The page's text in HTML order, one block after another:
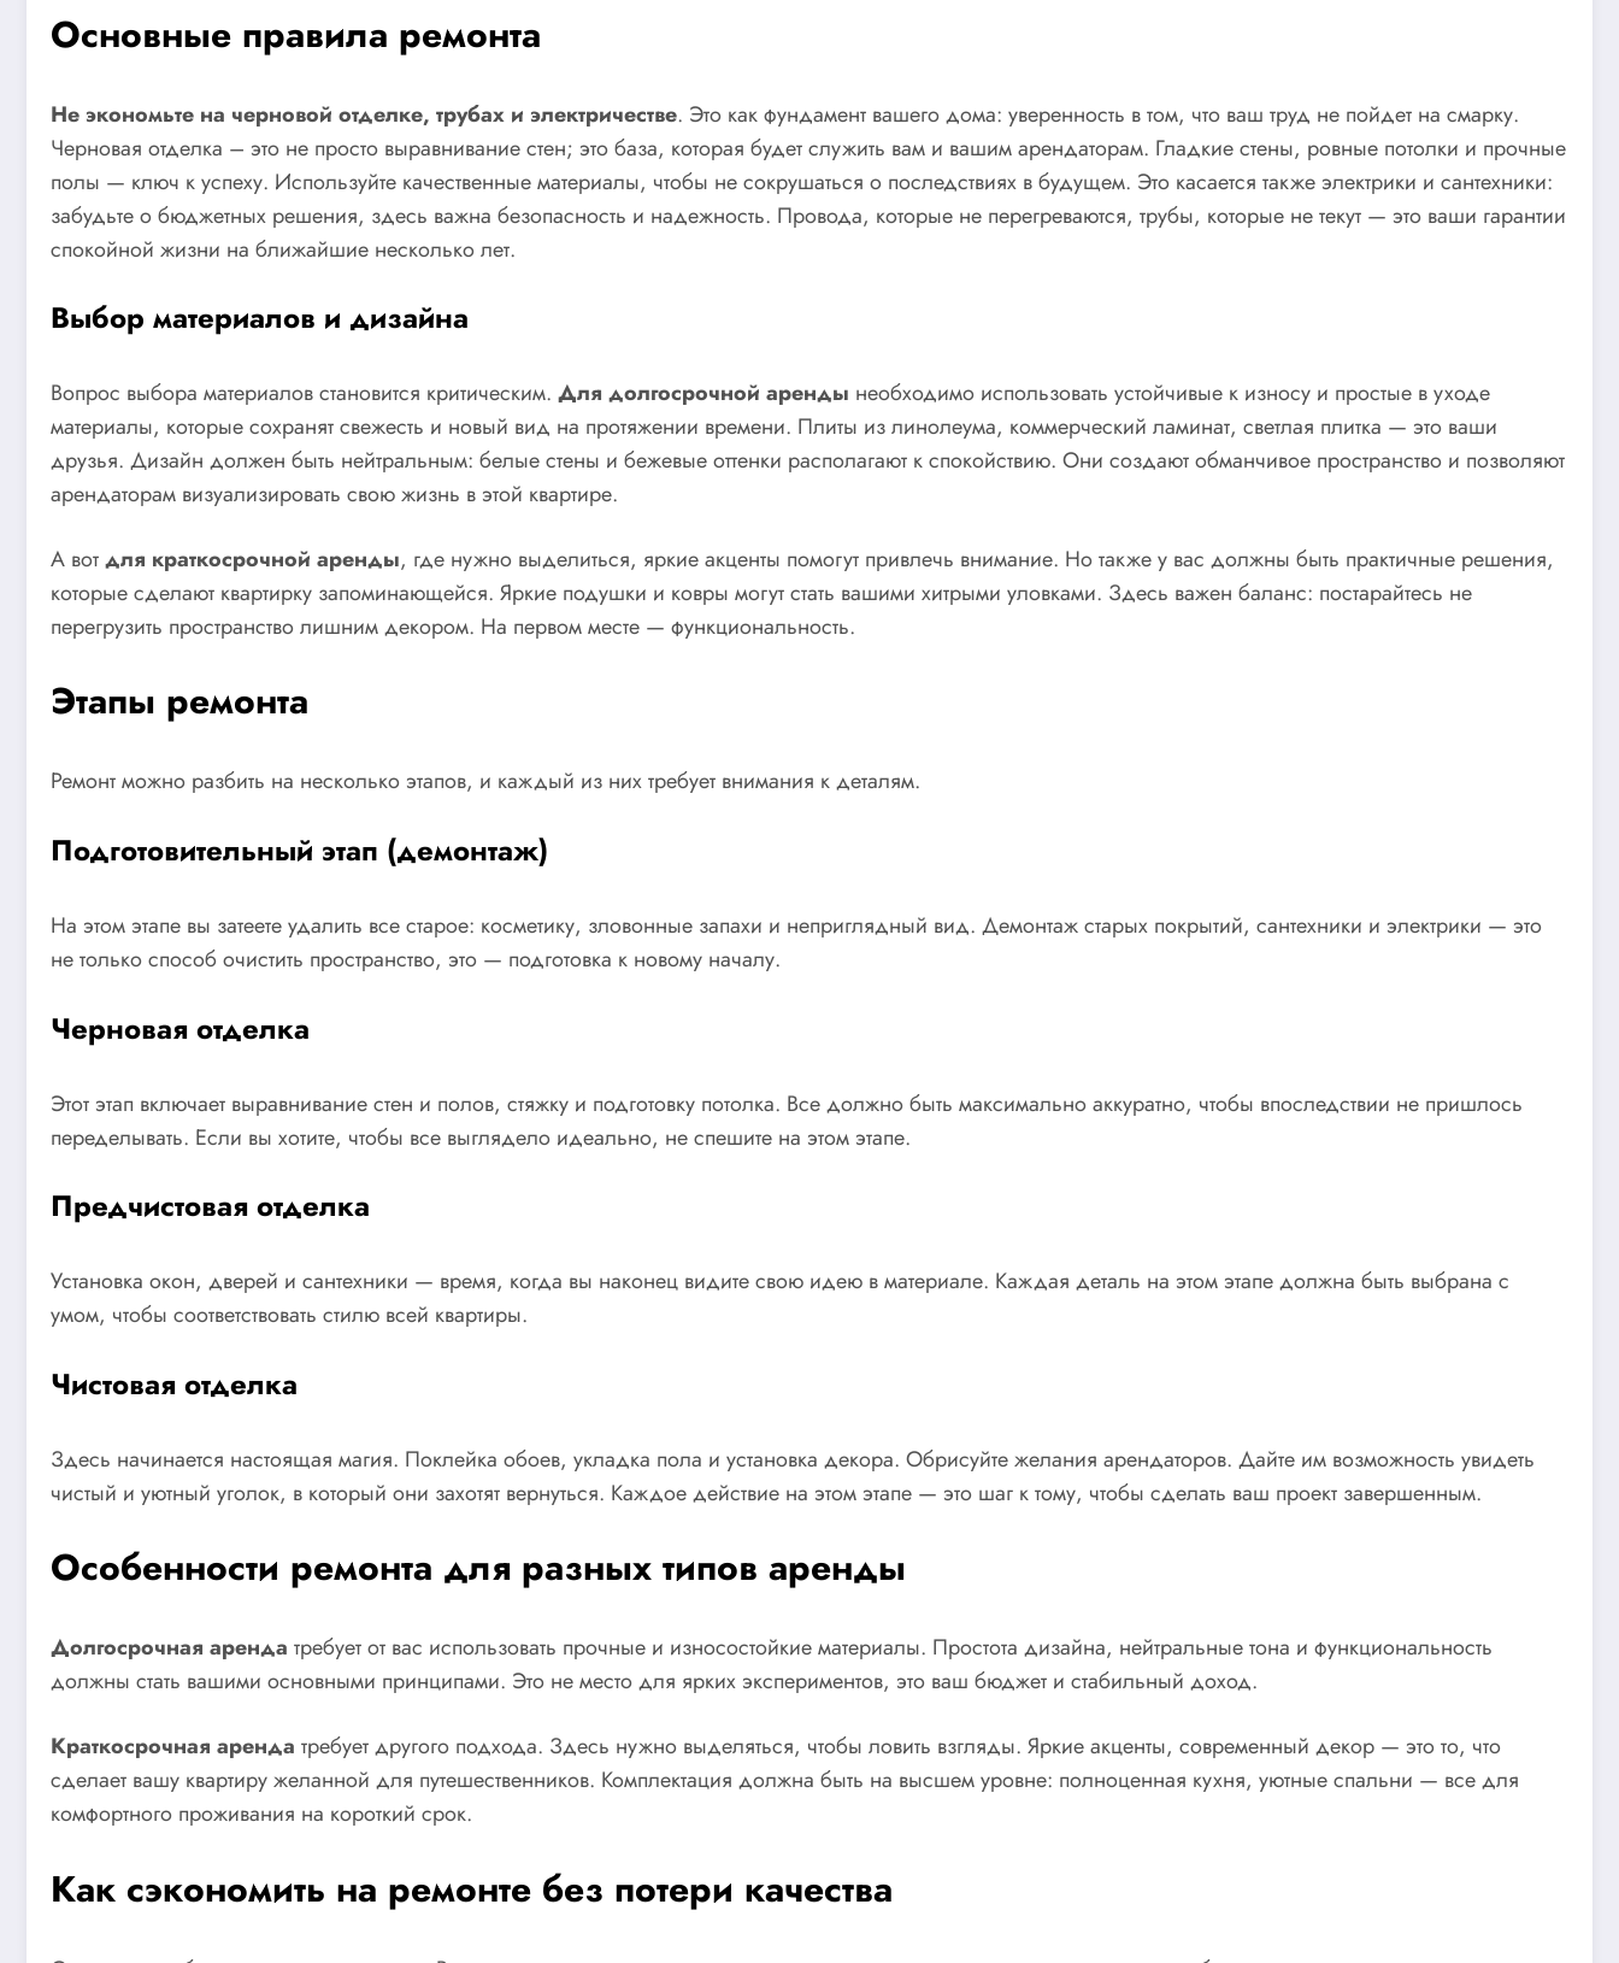
Основные правила ремонта
Не экономьте на черновой отделке, трубах и электричестве. Это как фундамент вашего дома: уверенность в том, что ваш труд не пойдет на смарку.
Черновая отделка – это не просто выравнивание стен; это база, которая будет служить вам и вашим арендаторам. Гладкие стены, ровные потолки и прочные
полы — ключ к успеху. Используйте качественные материалы, чтобы не сокрушаться о последствиях в будущем. Это касается также электрики и сантехники:
забудьте о бюджетных решения, здесь важна безопасность и надежность. Провода, которые не перегреваются, трубы, которые не текут — это ваши гарантии
спокойной жизни на ближайшие несколько лет.
Выбор материалов и дизайна
Вопрос выбора материалов становится критическим. Для долгосрочной аренды необходимо использовать устойчивые к износу и простые в уходе
материалы, которые сохранят свежесть и новый вид на протяжении времени. Плиты из линолеума, коммерческий ламинат, светлая плитка — это ваши
друзья. Дизайн должен быть нейтральным: белые стены и бежевые оттенки располагают к спокойствию. Они создают обманчивое пространство и позволяют
арендаторам визуализировать свою жизнь в этой квартире.
А вотдля краткосрочной аренды, где нужно выделиться, яркие акценты помогут привлечь внимание. Но также у вас должны быть практичные решения,
которые сделают квартирку запоминающейся. Яркие подушки и ковры могут стать вашими хитрыми уловками. Здесь важен баланс: постарайтесь не
перегрузить пространство лишним декором. На первом месте — функциональность.
Этапы ремонта
Ремонт можно разбить на несколько этапов, и каждый из них требует внимания к деталям.
Подготовительный этап (демонтаж)
На этом этапе вы затеете удалить все старое: косметику, зловонные запахи и неприглядный вид. Демонтаж старых покрытий, сантехники и электрики — это
не только способ очистить пространство, это — подготовка к новому началу.
Черновая отделка
Этот этап включает выравнивание стен и полов, стяжку и подготовку потолка. Все должно быть максимально аккуратно, чтобы впоследствии не пришлось
переделывать. Если вы хотите, чтобы все выглядело идеально, не спешите на этом этапе.
Предчистовая отделка
Установка окон, дверей и сантехники — время, когда вы наконец видите свою идею в материале. Каждая деталь на этом этапе должна быть выбрана с
умом, чтобы соответствовать стилю всей квартиры.
Чистовая отделка
Здесь начинается настоящая магия. Поклейка обоев, укладка пола и установка декора. Обрисуйте желания арендаторов. Дайте им возможность увидеть
чистый и уютный уголок, в который они захотят вернуться. Каждое действие на этом этапе — это шаг к тому, чтобы сделать ваш проект завершенным.
Особенности ремонта для разных типов аренды
Долгосрочная аренда требует от вас использовать прочные и износостойкие материалы. Простота дизайна, нейтральные тона и функциональность
должны стать вашими основными принципами. Это не место для ярких экспериментов, это ваш бюджет и стабильный доход.
Краткосрочная аренда требует другого подхода. Здесь нужно выделяться, чтобы ловить взгляды. Яркие акценты, современный декор — это то, что
сделает вашу квартиру желанной для путешественников. Комплектация должна быть на высшем уровне: полноценная кухня, уютные спальни — все для
комфортного проживания на короткий срок.
Как сэкономить на ремонте без потери качества